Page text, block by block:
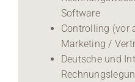
Software
Controlling (vor
Marketing /
Deutsche und